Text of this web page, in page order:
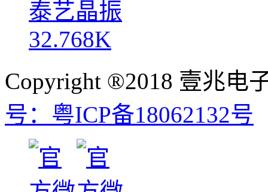
泰艺晶振
32.768K
Copyright ®2018 壹兆电
号：粤ICP备18062132号